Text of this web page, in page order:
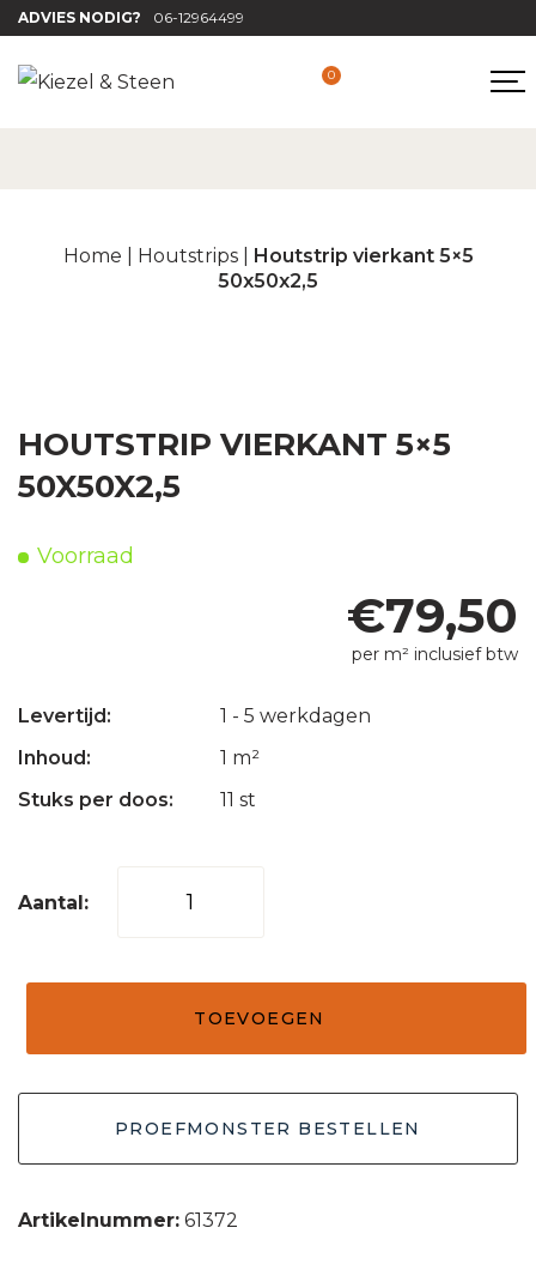
ADVIES NODIG? 06-12964499
0
Home Houtstrips| Houtstrip vierkant 5×5
50x50x2,5
HOUTSTRIP VIERKANT 5×5
50X50X2,5
Voorraad
€79,50
per m² inclusief btw
Levertijd:
1 - 5 werkdagen
Inhoud:
1 m²
Stuks per doos:
11 st
50x50x2,5
TOEVOEGEN
PROEFMONSTER BESTELLEN
Artikelnummer: 61372